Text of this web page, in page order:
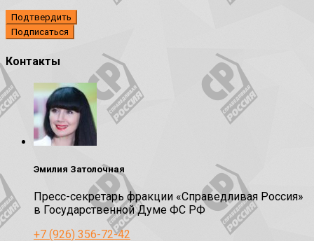
Подтвердить
Контакты
Эмилия Затолочная
Пресс-секретарь фракции «Справедливая Россия»
в Государственной Думе ФС РФ
+7 (926) 356-72-42